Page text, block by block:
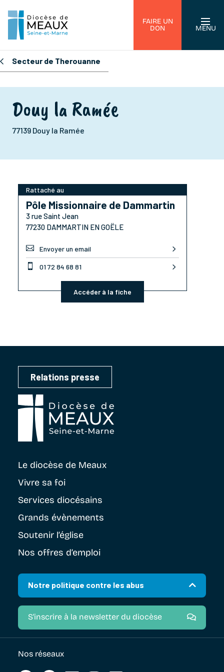
FAIRE UN
DON
MENU
Secteur de Therouanne
Douy la Ramée
77139 Douy la Ramée
Rattaché au
Pôle Missionnaire de Dammartin
3 rue Saint Jean
77230 DAMMARTIN EN GOËLE
 Envoyer un email
 01 72 84 68 81
Accéder à la fiche
Relations presse
Le diocèse de Meaux
Vivre sa foi
Services diocésains
Grands évènements
Soutenir l’église
Nos offres d’emploi
Notre politique contre les abus
S'inscrire à la newsletter du diocèse
Nos réseaux